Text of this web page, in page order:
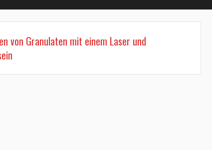
von Granulaten mit einem Laser und